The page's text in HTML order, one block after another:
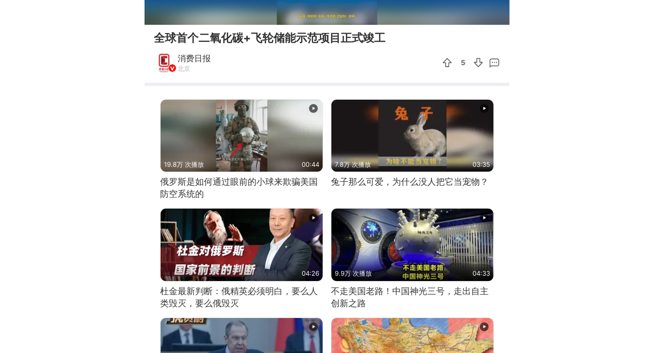
全球首个二氧化碳+飞轮储能示范项目正式竣工
消费日报
北京
5
19.8万 次播放 00:44
俄罗斯是如何通过眼前的小球来欺骗美国
防空系统的
7.8万 次播放 03:35
兔子那么可爱，为什么没人把它当宠物？
04:26
杜金最新判断：俄精英必须明白，要么人
类毁灭，要么俄毁灭
9.9万 次播放 04:33
不走美国老路！中国神光三号，走出自主
创新之路